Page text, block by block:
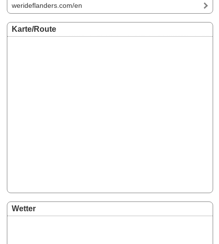
werideflanders.com/en
Karte/Route
Wetter